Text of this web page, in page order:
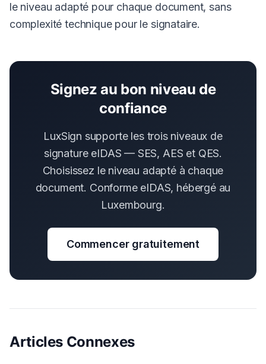
le niveau adapté pour chaque document, sans
complexité technique pour le signataire.
Signez au bon niveau de
confiance
LuxSign supporte les trois niveaux de
signature eIDAS — SES, AES et QES.
Choisissez le niveau adapté à chaque
document. Conforme eIDAS, hébergé au
Luxembourg.
Commencer gratuitement
Articles Connexes